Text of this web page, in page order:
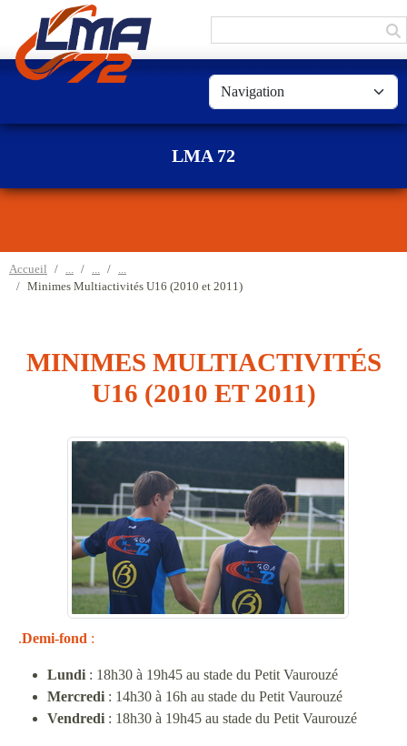
LMA 72
Accueil
Minimes Multiactivités U16 (2010 et 2011)
MINIMES MULTIACTIVITÉS
U16 (2010 ET 2011)
.Demi-fond :
Lundi : 18h30 à 19h45 au stade du Petit Vaurouzé
Mercredi : 14h30 à 16h au stade du Petit Vaurouzé
Vendredi : 18h30 à 19h45 au stade du Petit Vaurouzé
Panneau de gestion des cookies